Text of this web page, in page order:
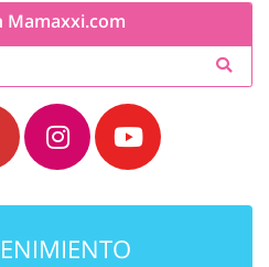
Mamaxxi.com